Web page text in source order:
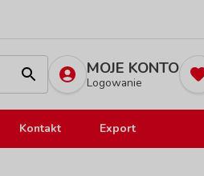
MOJE KONTO
Logowanie
Kontakt Export